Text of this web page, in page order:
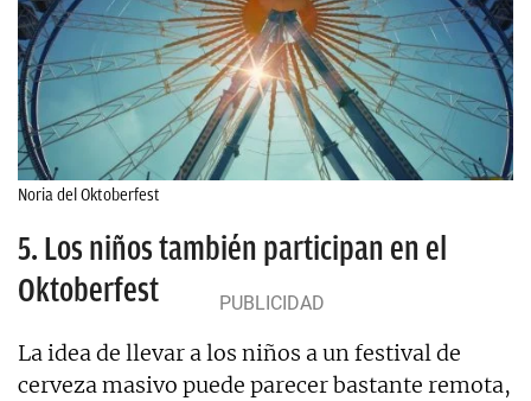
Noria del Oktoberfest
5. Los niños también participan en el
Oktoberfest
La idea de llevar a los niños a un festival de
cerveza masivo puede parecer bastante remota,